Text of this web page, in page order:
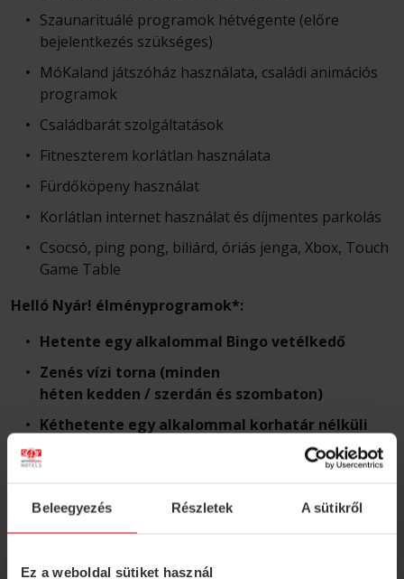
Beleegyezés Részletek A sütikről
Ez a weboldal sütiket használ
Szaunarituálé programok hétvégente (előre
bejelentkezés szükséges)
MóKaland játszóház használata, családi animációs
programok
Családbarát szolgáltatások
Fitneszterem korlátlan használata
Fürdőköpeny használat
Korlátlan internet használat és díjmentes parkolás
Csocsó, ping pong, biliárd, óriás jenga, Xbox, Touch
Game Table
Helló Nyár! élményprogramok*:
Hetente egy alkalommal Bingo vetélkedő
Zenés vízi torna (minden
héten kedden / szerdán és szombaton)
Kéthetente egy alkalommal korhatár nélküli
pingpongverseny
megrendezésre, a szálloda aktuális programkínálata szerint.